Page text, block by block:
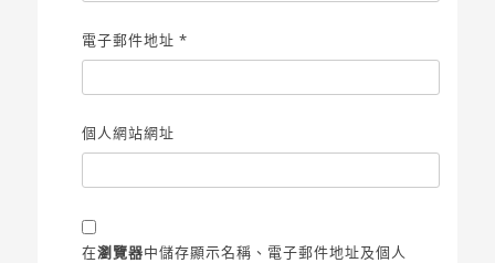
電子郵件地址*
個人網站網址
在瀏覽器中儲存顯示名稱、電子郵件地址及個人